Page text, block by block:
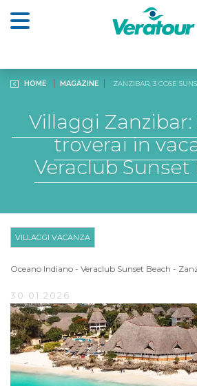
HOME MAGAZINE ZANZIBAR, 3 COSE
Villaggi Zanzibar:
troverai in
Veraclub Sunset
VILLAGGI VACANZA
Oceano Indiano - Veraclub Sunset Beach -
30.01.2026